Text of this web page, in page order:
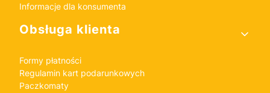
Informacje dla konsumenta
Obsługa klienta
Formy płatności
Regulamin kart podarunkowych
Paczkomaty